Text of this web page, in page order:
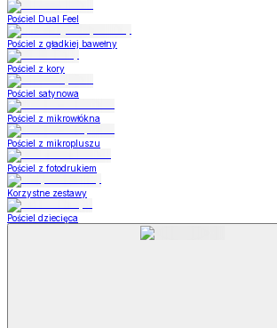
Pościel Dual Feel
Pościel z gładkiej bawełny
Pościel z kory
Pościel satynowa
Pościel z mikrowłókna
Pościel z mikropluszu
Pościel z fotodrukiem
Korzystne zestawy
Pościel dziecięca